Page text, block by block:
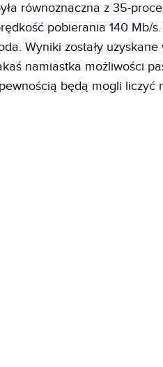
równoznaczna z 35-
pobierania 140 Mb/
Wyniki zostały
namiastka możliwości
będą mogli liczyć